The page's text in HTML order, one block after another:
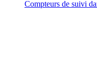
Compteurs de suivi